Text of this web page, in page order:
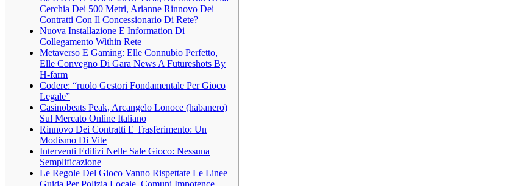
Cerchia Dei 500 Metri, Arianne Rinnovo Dei
Contratti Con Il Concessionario Di Rete?
Nuova Installazione E Information Di
Collegamento Within Rete
Metaverso E Gaming: Elle Connubio Perfetto,
Elle Convegno Di Gara News A Futureshots By
H-farm
Codere: “ruolo Gestori Fondamentale Per Gioco
Legale”
Casinobeats Peak, Arcangelo Lonoce (habanero)
Sul Mercato Online Italiano
Rinnovo Dei Contratti E Trasferimento: Un
Modismo Di Vite
Interventi Edilizi Nelle Sale Gioco: Nessuna
Semplificazione
Le Regole Del Gioco Vanno Rispettate Le Linee